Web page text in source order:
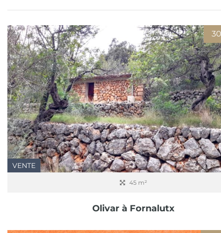
VENTE
45 m²
Olivar à Fornalutx